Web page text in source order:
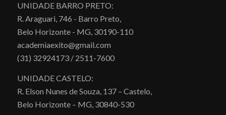
UNIDADE BARRO PRETO:
R. Araguari, 746 - Barro Preto,
Belo Horizonte - MG, 30190-110
academiaexito@gmail.com
(31) 32924173 / 2511-7600
UNIDADE CASTELO:
R. Elson Nunes de Souza, 137 – Castelo,
Belo Horizonte – MG, 30840-530